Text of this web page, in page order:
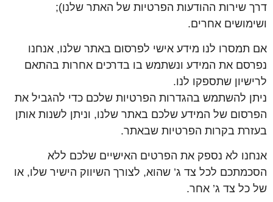
דרך שירות ההודעות הפרטיות של האתר שלנו);
ושימושים אחרים.
אם תמסרו לנו מידע אישי לפרסום באתר שלנו, אנחנו
נפרסם את המידע ונשתמש בו בדרכים אחרות בהתאם
לרישיון שתספקו לנו.
ניתן להשתמש בהגדרות הפרטיות שלכם כדי להגביל את
הפרסום של המידע שלכם באתר שלנו, וניתן לשנות אותן
בעזרת בקרות הפרטיות שבאתר.
אנחנו לא נספק את הפרטים האישיים שלכם ללא
הסכמתכם לכל צד ג’ שהוא, לצורך השיווק הישיר שלו, או
של כל צד ג’ אחר.